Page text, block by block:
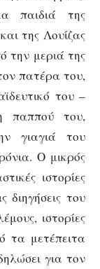
παιδιά της
της Λουίζας
την μεριά της
πατέρα του,
του –
παππού του,
γιαγιά του
Ο μικρός
ιστορίες
διηγήσεις του
ιστορίες
τα μετέπειτα
για τον